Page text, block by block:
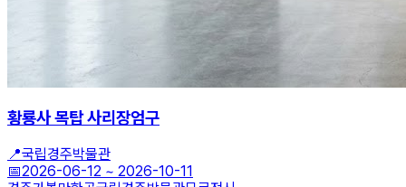
황룡사 목탑 사리장엄구
📍국립경주박물관
📅2026-06-12 ~ 2026-10-11